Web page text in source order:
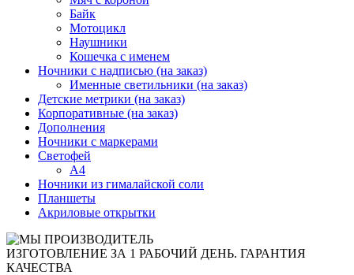
Байк
Мотоцикл
Наушники
Кошечка с именем
Ночники с надписью (на заказ)
Именные светильники (на заказ)
Детские метрики (на заказ)
Корпоративные (на заказ)
Дополнения
Ночники с маркерами
Светофей
А4
Ночники из гималайской соли
Планшеты
Акриловые открытки
ИЗГОТОВЛЕНИЕ ЗА 1 РАБОЧИЙ ДЕНЬ. ГАРАНТИЯ
КАЧЕСТВА